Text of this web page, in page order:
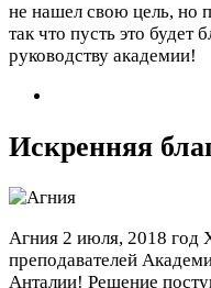
не нашел свою цель, но
так что пусть это будет
руководству академии!
Искренняя
Агния 2 июля, 2018 год
преподавателей
Анталии! Решение